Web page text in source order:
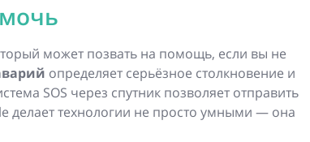
может позвать на помощь, если вы не
определяет серьёзное столкновение и
SOS через спутник позволяет отправить
делает технологии не просто умными — она